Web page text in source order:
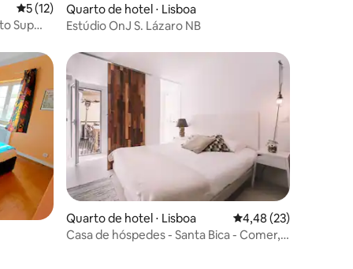
5 de uma avaliação média de 5, 12 avaliações
5 (12)
Sup
Quarto de hotel ⋅ Lisboa
Estúdio OnJ S. Lázaro NB
Quarto de hotel ⋅ Lisboa 4,48 de uma
4,48 (23)
Casa de hóspedes - Santa Bica - Comer,